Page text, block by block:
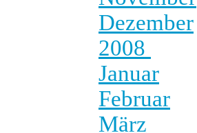
Dezember
2008
Januar
Februar
März